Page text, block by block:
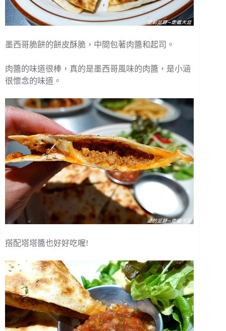
墨西哥脆餅的餅皮酥脆，中間包著肉醬和起司。
肉醬的味道很棒，真的是墨西哥風味的肉醬，是小涵
很懷念的味道。
搭配塔塔醬也好好吃喔!